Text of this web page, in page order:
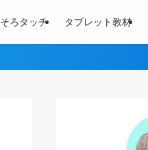
そろタッチ タブレット教材